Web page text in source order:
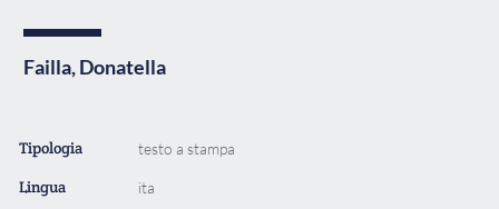
Failla, Donatella
Tipologia testo a stampa
Lingua ita